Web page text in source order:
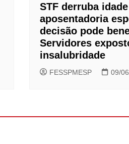
STF derruba
aposentadoria
decisão pode
Servidores
insalubridade
FESSPMESP 09/